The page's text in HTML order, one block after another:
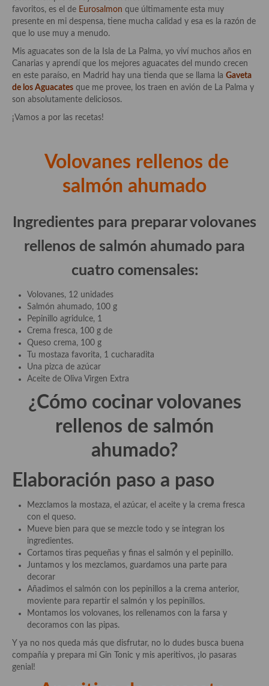
Sales y polvos
Adobos
Aperitivos
Bebidas
demás
Entrantes y primeros platos
Entrantes
Gazpachos, salmorejos, sopas y cremas frías
Pasta
Arroces Y fideuás
Legumbres y cereales
Cuscús
Huevos
Masas elaboradas con harina, pizzas, quiches y demás
Carne
Pescado y Marisco
Postres y dulces
Postres con frutas
Quesos, recetas
Salazones y encurtidos
Recetas de Cuaresma
Recetas maridadas con los mejores AOVES
favoritos, es el de Eurosalmon que últimamente esta muy
presente en mi despensa, tiene mucha calidad y esa es la razón de
que lo use muy a menudo.
Mis aguacates son de la Isla de La Palma, yo viví muchos años en
Canarias y aprendí que los mejores aguacates del mundo crecen
en este paraíso, en Madrid hay una tienda que se llama la Gaveta
de los Aguacates que me provee, los traen en avión de La Palma y
son absolutamente deliciosos.
¡Vamos a por las recetas!
Volovanes rellenos de
salmón ahumado
Ingredientes para preparar volovanes
rellenos de salmón ahumado para
cuatro comensales:
Volovanes, 12 unidades
Salmón ahumado, 100 g
Pepinillo agridulce, 1
Crema fresca, 100 g de
Queso crema, 100 g
Tu mostaza favorita, 1 cucharadita
Una pizca de azúcar
Aceite de Oliva Virgen Extra
¿Cómo cocinar volovanes
rellenos de salmón
ahumado?
Elaboración paso a paso
Mezclamos la mostaza, el azúcar, el aceite y la crema fresca
con el queso.
Mueve bien para que se mezcle todo y se integran los
ingredientes.
Cortamos tiras pequeñas y finas el salmón y el pepinillo.
Juntamos y los mezclamos, guardamos una parte para
decorar
Añadimos el salmón con los pepinillos a la crema anterior,
moviente para repartir el salmón y los pepinillos.
Montamos los volovanes, los rellenamos con la farsa y
decoramos con las pipas.
Y ya no nos queda más que disfrutar, no lo dudes busca buena
compañía y prepara mi Gin Tonic y mis aperitivos, ¡lo pasaras
genial!